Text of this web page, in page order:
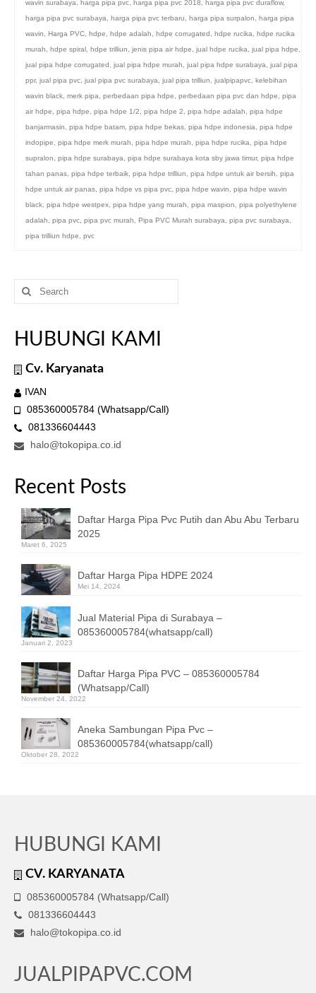
wavin surabaya, harga pipa pvc, harga pipa pvc 2018, harga pipa pvc duraflow,
harga pipa pvc surabaya, harga pipa pvc terbaru, harga pipa surpalon, harga pipa
wavin, Harga PVC, hdpe, hdpe adalah, hdpe corrugated , hdpe rucika, hdpe rucika
murah, hdpe spiral , hdpe trilliun, jenis pipa air hdpe, jual hdpe rucika, jual pipa hdpe,
jual pipa hdpe corrugated , jual pipa hdpe murah, jual pipa hdpe surabaya, jual pipa
ppr, jual pipa pvc, jual pipa pvc surabaya, jual pipa trilliun, jualpipapvc, kelebihan
wavin black, merk pipa, perbedaan pipa hdpe, perbedaan pipa pvc dan hdpe, pipa
air hdpe, pipa hdpe, pipa hdpe 1/2, pipa hdpe 2, pipa hdpe adalah, pipa hdpe
banjarmasin, pipa hdpe batam, pipa hdpe bekas, pipa hdpe indonesia, pipa hdpe
indopipe, pipa hdpe merk murah, pipa hdpe murah, pipa hdpe rucika, pipa hdpe
supralon, pipa hdpe surabaya, pipa hdpe surabaya kota sby jawa timur, pipa hdpe
tahan panas, pipa hdpe terbaik, pipa hdpe trilliun, pipa hdpe untuk air bersih, pipa
hdpe untuk air panas, pipa hdpe vs pipa pvc, pipa hdpe wavin, pipa hdpe wavin
black, pipa hdpe westpex, pipa hdpe yang murah, pipa maspion, pipa polyethylene
adalah, pipa pvc, pipa pvc murah, Pipa PVC Murah surabaya, pipa pvc surabaya,
pipa trilliun hdpe, pvc
Search
for:
HUBUNGI KAMI
Cv. Karyanata
IVAN
085360005784 (Whatsapp/Call)
081336604443
halo@tokopipa.co.id
Recent Posts
Daftar Harga Pipa Pvc Putih dan Abu Abu Terbaru
2025
Maret 6, 2025
Daftar Harga Pipa HDPE 2024
Mei 14, 2024
Jual Material Pipa di Surabaya –
085360005784(whatsapp/call)
Januari 2, 2023
Daftar Harga Pipa PVC – 085360005784
(Whatsapp/Call)
November 24, 2022
Aneka Sambungan Pipa Pvc –
085360005784(whatsapp/call)
Oktober 28, 2022
HUBUNGI KAMI
CV. KARYANATA
085360005784 (Whatsapp/Call)
081336604443
halo@tokopipa.co.id
JUALPIPAPVC.COM